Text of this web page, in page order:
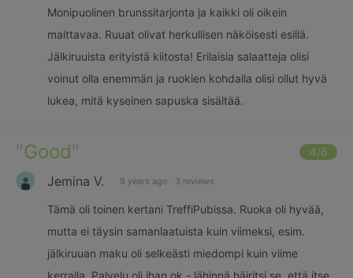
Monipuolinen brunssitarjonta ja kaikki oli oikein
maittavaa. Ruuat olivat herkullisen näköisesti esillä.
Jälkiruuista erityistä kiitosta! Erilaisia salaatteja olisi
voinut olla enemmän ja ruokien kohdalla olisi ollut hyvä
lukea, mitä kyseinen sapuska sisältää.
"Good" 4/6
Jemina V. 9 years ago · 3 reviews
Tämä oli toinen kertani TreffiPubissa. Ruoka oli hyvää,
mutta ei täysin samanlaatuista kuin viimeksi, esim.
jälkiruuan maku oli selkeästi miedompi kuin viime
kerralla. Palvelu oli ihan ok - lähinnä häiritsi se, että itse